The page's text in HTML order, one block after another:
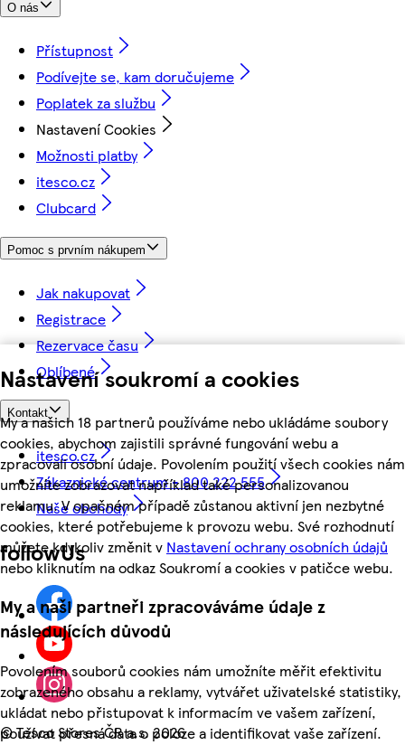
Nastavení soukromí a cookies
My a našich 18 partnerů používáme nebo ukládáme soubory
cookies, abychom zajistili správné fungování webu a
zpracovali osobní údaje. Povolením použití všech cookies nám
umožníte zobrazovat například také personalizovanou
reklamu. V opačném případě zůstanou aktivní jen nezbytné
cookies, které potřebujeme k provozu webu. Své rozhodnutí
můžete kdykoliv změnit v Nastavení ochrany osobních údajů
nebo kliknutím na odkaz Soukromí a cookies v patičce webu.
My a naši partneři zpracováváme údaje z
následujících důvodů
Povolením souborů cookies nám umožníte měřit efektivitu
zobrazeného obsahu a reklamy, vytvářet uživatelské statistiky,
ukládat nebo přistupovat k informacím ve vašem zařízení,
používat přesná data o poloze a identifikovat vaše zařízení.
O nás
Přístupnost
Podívejte se, kam doručujeme
Poplatek za službu
Nastavení Cookies
Možnosti platby
itesco.cz
Clubcard
Pomoc s prvním nákupem
Jak nakupovat
Registrace
Rezervace času
Oblíbené
Kontakt
itesco.cz
Zákaznické centrum - 800 222 555
Naše obchody
followUs
©Tesco Stores ČR a.s. 2026